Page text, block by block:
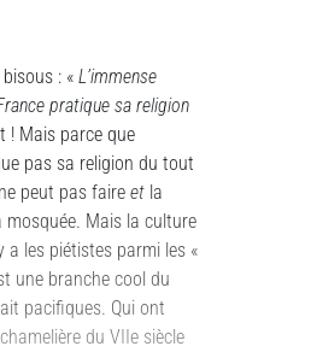
: « L’immense
pratique sa religion
! Mais parce que
pas sa religion du tout
peut pas faire et la
mosquée. Mais la culture
a les piétistes parmi les «
une branche cool du
pacifiques. Qui ont
du VIIe siècle